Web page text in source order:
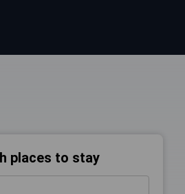
places to stay